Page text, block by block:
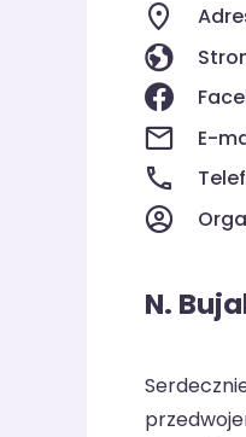
E-
N.